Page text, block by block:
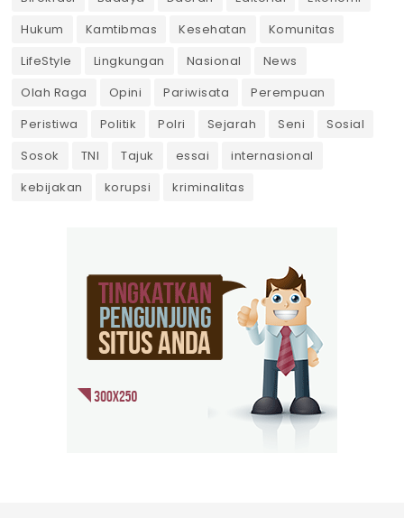
Hukum
Kamtibmas Kesehatan
Komunitas
LifeStyle
Lingkungan Nasional
News
Olah Raga
Opini Pariwisata
Perempuan
Peristiwa
Politik Polri Sejarah Seni
Sosial
Sosok
TNI Tajuk essai
internasional
kebijakan
korupsi kriminalitas